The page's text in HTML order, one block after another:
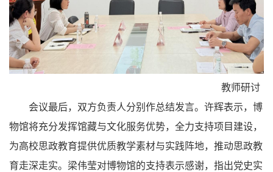
教师研讨
会议最后，双方负责人分别作总结发言。许辉表示，博
物馆将充分发挥馆藏与文化服务优势，全力支持项目建设，
为高校思政教育提供优质教学素材与实践阵地，推动思政教
育走深走实。梁伟莹对博物馆的支持表示感谢，指出党史实